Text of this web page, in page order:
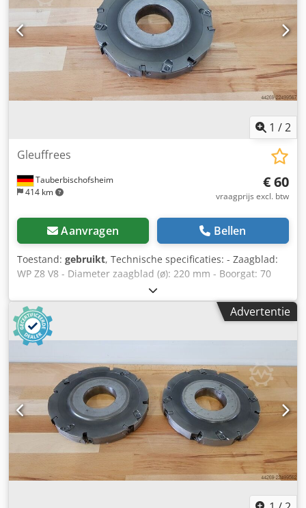
1 /2
Tauberbischofsheim
414 km
Gleuffrees
€ 60
vraagprijs excl. btw
Aanvragen Bellen
Toestand: gebruikt, Technische specificaties: - Zaagblad:
WP Z8 V8 - Diameter zaagblad (ø): 220 mm - Boorgat: 70
mm Dcjdpozryitofx Aquek - Lengte: 28 mm - Materiaal:
Staal
Advertentie